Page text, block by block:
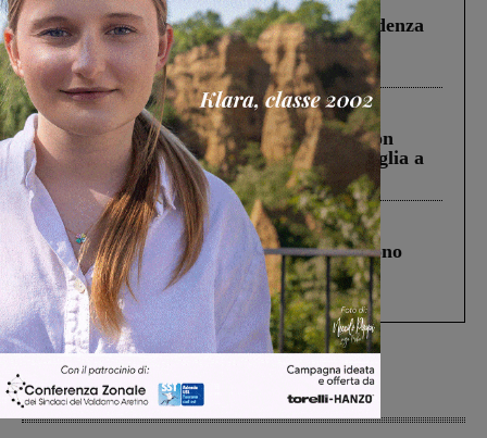
Piscina di Figline finanziata oltre la scadenza
Pnrr, il gruppo di Fratelli d’Italia: “Un
ringraziamento al Governo”
Cronaca 3 Agosto 2026
Scomparso da una struttura di Castiglion
Fiorentino l’uomo che aveva ucciso la figlia a
Levane nel 2020
Cronaca 4 Agosto 2026
Un anno fa la strage in A1 in cui morirono
Gianni, Giulia e Franco. Lo schianto, il
processo, lo stop ai sorpassi fra tir....